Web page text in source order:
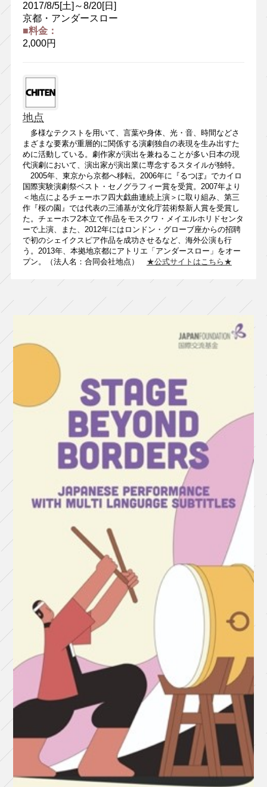
2017/8/5[土]～8/20[日]
京都・アンダースロー
■料金：
2,000円
地点
多様なテクストを用いて、言葉や身体、光・音、時間などさ
まざまな要素が重層的に関係する演劇独自の表現を生み出すた
めに活動している。劇作家が演出を兼ねることが多い日本の現
代演劇において、演出家が演出業に専念するスタイルが独特。
2005年、東京から京都へ移転。2006年に『るつぼ』でカイロ
国際実験演劇祭ベスト・セノグラフィー賞を受賞。2007年より
＜地点によるチェーホフ四大戯曲連続上演＞に取り組み、第三
作『桜の園』では代表の三浦基が文化庁芸術祭新人賞を受賞し
た。チェーホフ2本立て作品をモスクワ・メイエルホリドセンタ
ーで上演、また、2012年にはロンドン・グローブ座からの招聘
で初のシェイクスピア作品を成功させるなど、海外公演も行
う。2013年、本拠地京都にアトリエ「アンダースロー」をオー
プン。（法人名：合同会社地点） ★公式サイトはこちら★